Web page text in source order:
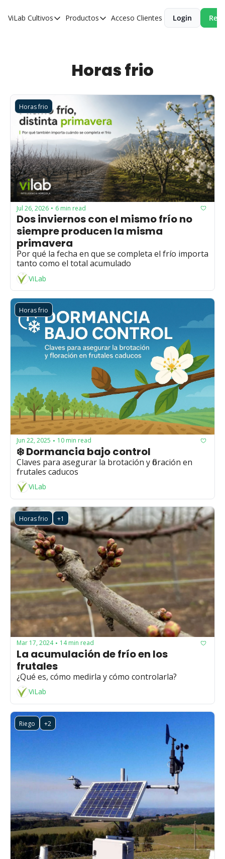
ViLab Cultivos
Cultivos
Almendros
Arándanos
Nogales
Tabaco
Avellanos
Productos
Productos
Estudio de Zonificación
Acceso Clientes Login
Horas frio
Horas frio
Jul 26, 2026 • 6 min read
Dos inviernos con el mismo frío no
siempre producen la misma
primavera
Por qué la fecha en que se completa el frío importa
tanto como el total acumulado
ViLab
Horas frio
Jun 22, 2025 • 10 min read
❄️ Dormancia bajo control
Claves para asegurar la brotación y floración en
frutales caducos
ViLab
Horas frio +1
Mar 17, 2024 • 14 min read
La acumulación de frío en los
frutales
¿Qué es, cómo medirla y cómo controlarla?
ViLab
Riego +2